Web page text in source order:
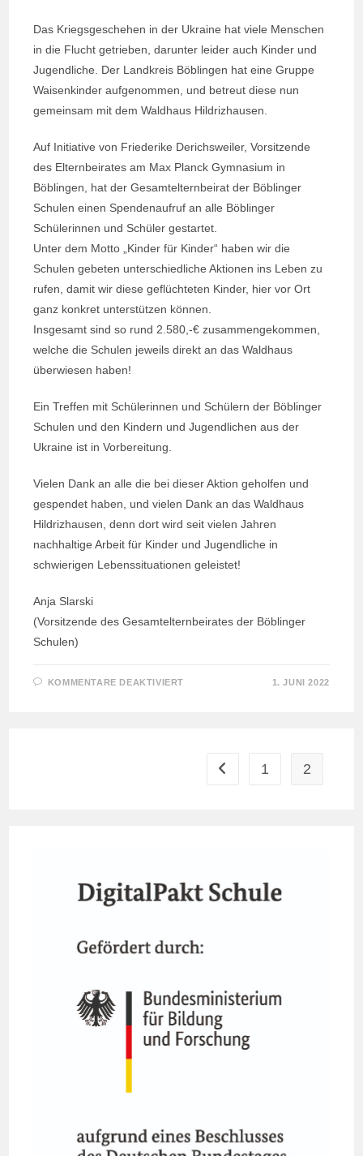
Das Kriegsgeschehen in der Ukraine hat viele Menschen
in die Flucht getrieben, darunter leider auch Kinder und
Jugendliche. Der Landkreis Böblingen hat eine Gruppe
Waisenkinder aufgenommen, und betreut diese nun
gemeinsam mit dem Waldhaus Hildrizhausen.
Auf Initiative von Friederike Derichsweiler, Vorsitzende
des Elternbeirates am Max Planck Gymnasium in
Böblingen, hat der Gesamtelternbeirat der Böblinger
Schulen einen Spendenaufruf an alle Böblinger
Schülerinnen und Schüler gestartet.
Unter dem Motto „Kinder für Kinder“ haben wir die
Schulen gebeten unterschiedliche Aktionen ins Leben zu
rufen, damit wir diese geflüchteten Kinder, hier vor Ort
ganz konkret unterstützen können.
Insgesamt sind so rund 2.580,-€ zusammengekommen,
welche die Schulen jeweils direkt an das Waldhaus
überwiesen haben!
Ein Treffen mit Schülerinnen und Schülern der Böblinger
Schulen und den Kindern und Jugendlichen aus der
Ukraine ist in Vorbereitung.
Vielen Dank an alle die bei dieser Aktion geholfen und
gespendet haben, und vielen Dank an das Waldhaus
Hildrizhausen, denn dort wird seit vielen Jahren
nachhaltige Arbeit für Kinder und Jugendliche in
schwierigen Lebenssituationen geleistet!
Anja Slarski
(Vorsitzende des Gesamtelternbeirates der Böblinger
Schulen)
KOMMENTARE DEAKTIVIERT 1. JUNI 2022
Zur vorherigen Seite
1 2